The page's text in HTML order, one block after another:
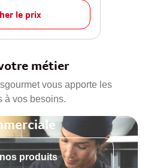
le prix
métier
vous apporte les
à vos besoins.
produits